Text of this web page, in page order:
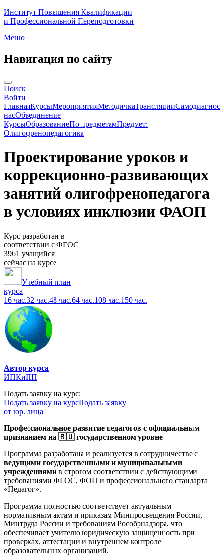
Институт Повышения Квалификации
и Профессиональной Переподготовки
Меню
Навигация по сайту
Поиск
Войти
ГлавнаяКурсыМероприятияМетодичкаТрансляции
насОбъединение
КурсыОбразованиеПо предметамПредмет:
Олигофренопедагогика
Проектирование уроков и
коррекционно-развивающих
занятий олигофренопедагога
в условиях инклюзии ФАОП
Курс разработан в
соответствии с ФГОС
3961 учащийся
сейчас на курсе
Учебный план
курса
16 час.32 час.48 час.64 час.108 час.150 час.
Автор курса
ИПКиПП
Подать заявку на курс:
Подать заявку на курсПодать заявку
от юр. лица
Профессиональное развитие педагогов с официальным
признанием на 🇷🇺 государственном уровне
Программа разработана и реализуется в сотрудничестве с
ведущими государственными и муниципальными
учреждениями в строгом соответствии с действующими
требованиями ФГОС, ФОП и профессионального стандарта
«Педагог».
Программа полностью соответствует актуальным
нормативным актам и приказам Минпросвещения России,
Минтруда России и требованиям Рособрнадзора, что
обеспечивает учителю юридическую защищенность при
проверках, аттестации и внутреннем контроле
образовательных организаций.